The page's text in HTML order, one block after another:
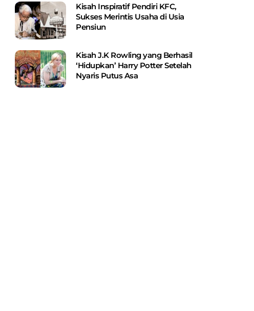
Kisah Inspiratif Pendiri KFC,
Sukses Merintis Usaha di Usia
Pensiun
Kisah J.K Rowling yang Berhasil
‘Hidupkan’ Harry Potter Setelah
Nyaris Putus Asa